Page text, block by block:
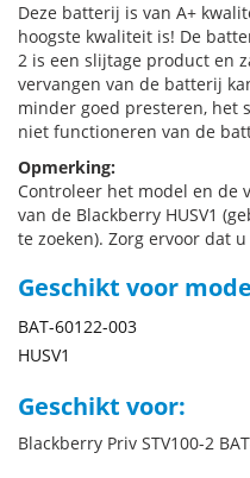
Deze batterij is van A+
hoogste kwaliteit is! De
2 is een slijtage product en
vervangen van de batterij
minder goed presteren, het
niet functioneren van de
Opmerking:
Controleer het model en de
van de Blackberry HUSV1
te zoeken). Zorg ervoor dat
Geschikt voor
BAT-60122-003
HUSV1
Geschikt voor:
Blackberry Priv STV100-2